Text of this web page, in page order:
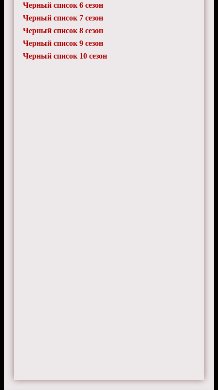
Черный список 6 сезон
Черный список 7 сезон
Черный список 8 сезон
Черный список 9 сезон
Черный список 10 сезон